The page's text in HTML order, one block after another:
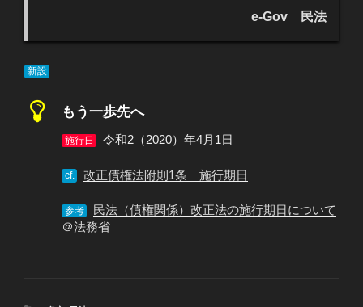
e-Gov 民法
新設
もう一歩先へ
施行日 令和2（2020）年4月1日
cf. 改正債権法附則1条 施行期日
参考
民法（債権関係）改正法の施行期日について
＠法務省